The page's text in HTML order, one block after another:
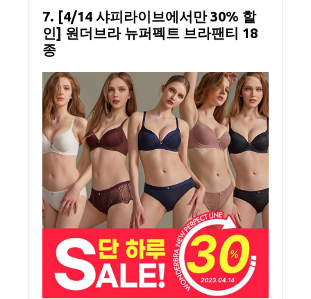
7. [4/14 샤피라이브에서만 30% 할
인] 원더브라 뉴퍼펙트 브라팬티 18
종